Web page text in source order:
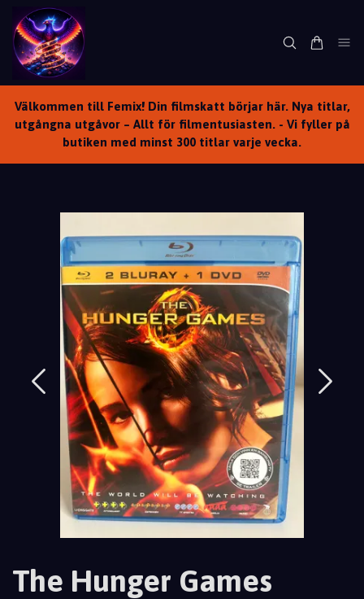
Välkommen till Femix! Din filmskatt börjar här. Nya titlar,
utgångna utgåvor – Allt för filmentusiasten. - Vi fyller på
butiken med minst 300 titlar varje vecka.
The Hunger Games